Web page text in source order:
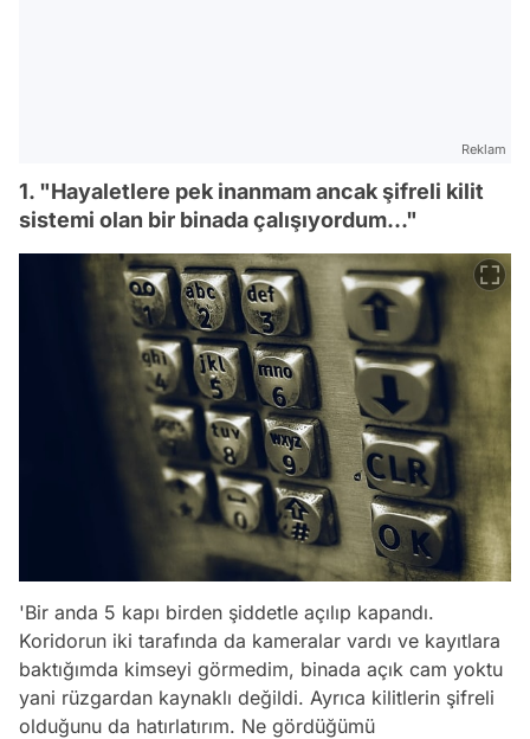
Reklam
1. "Hayaletlere pek inanmam ancak şifreli kilit
sistemi olan bir binada çalışıyordum..."
'Bir anda 5 kapı birden şiddetle açılıp kapandı.
Koridorun iki tarafında da kameralar vardı ve kayıtlara
baktığımda kimseyi görmedim, binada açık cam yoktu
yani rüzgardan kaynaklı değildi. Ayrıca kilitlerin şifreli
olduğunu da hatırlatırım. Ne gördüğümü